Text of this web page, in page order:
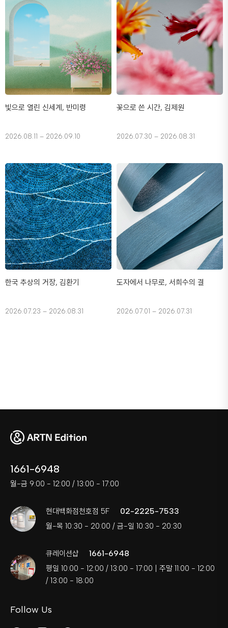
빛으로 열린 신세계, 반미령
2026.08.11 – 2026.09.10
꽃으로 쓴 시간, 김제원
2026.07.30 – 2026.08.31
한국 추상의 거장, 김환기
2026.07.23 – 2026.08.31
도자에서 나무로, 서희수의 결
2026.07.01 – 2026.07.31
1661-6948
월-금 9:00 - 12:00 / 13:00 - 17:00
현대백화점천호점 5F 02-2225-7533
월-목 10:30 - 20:00 / 금-일 10:30 - 20:30
큐레이션샵 1661-6948
평일 10:00 - 12:00 / 13:00 - 17:00 | 주말 11:00 - 12:00
/ 13:00 - 18:00
Follow Us